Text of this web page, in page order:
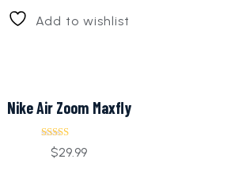
Add to wishlist
Nike Air Zoom Maxfly
Rated
5.00
$29.99